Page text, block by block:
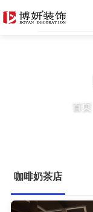
首页
咖啡奶茶店